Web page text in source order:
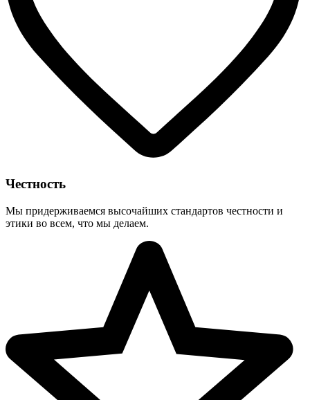
Честность
Мы придерживаемся высочайших стандартов честности и
этики во всем, что мы делаем.